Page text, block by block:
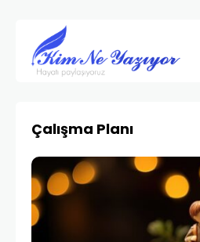
Çalışma Planı